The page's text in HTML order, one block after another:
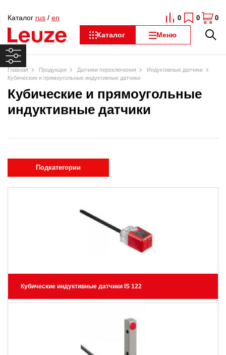
Каталог Меню
Каталог rus / en 0 0 0
Главная Продукция Датчики переключения
Индуктивные датчики
Кубические и прямоугольные индуктивные датчики
Кубические и прямоугольные
индуктивные датчики
Подкатегории
Кубические индуктивные датчики IS 122